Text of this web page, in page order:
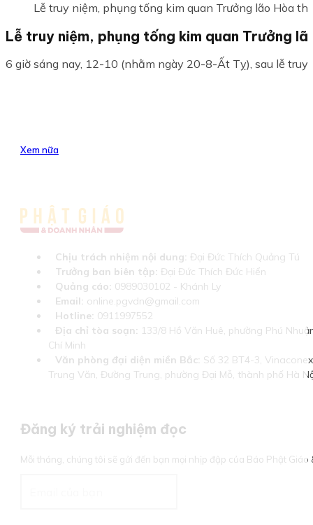
Lễ truy niệm, phụng tống kim quan Trưởng lão Hòa
Lễ truy niệm, phụng tống kim quan Trưởng
6 giờ sáng nay, 12-10 (nhằm ngày 20-8-Ất Tỵ), sau lễ truy
Xem nữa
Chịu trách nhiệm nội dung: Đại Đức Thích Quảng Tú
Trưởng ban biên tập: Đại Đức Thích Đức Hiển
Quảng cáo: 0989030102 - Khánh Ly
Email: online.pgvdn@gmail.com
Hotline: 0911997552
Địa chỉ tòa soạn: 133/8 Hồ Văn Huê, phường Phú
Chí Minh
Văn phòng đại diện miền Bắc: Số 32 BT4-3,
Trung Văn, Đường Trung, phường Đại Mỗ, thành phố Hà
Đăng ký trải nghiệm đọc
Mỗi tháng, chúng tôi sẽ gửi đến bạn mọi nhịp đập của Báo Phật Giáo